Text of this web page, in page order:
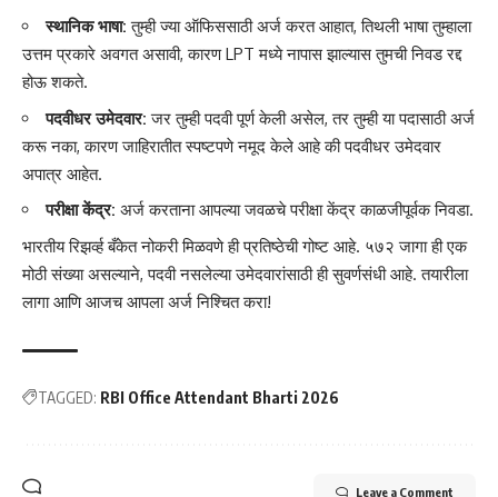
स्थानिक भाषा: तुम्ही ज्या ऑफिससाठी अर्ज करत आहात, तिथली भाषा तुम्हाला
उत्तम प्रकारे अवगत असावी, कारण LPT मध्ये नापास झाल्यास तुमची निवड रद्द
होऊ शकते.
पदवीधर उमेदवार: जर तुम्ही पदवी पूर्ण केली असेल, तर तुम्ही या पदासाठी अर्ज
करू नका, कारण जाहिरातीत स्पष्टपणे नमूद केले आहे की पदवीधर उमेदवार
अपात्र आहेत.
परीक्षा केंद्र: अर्ज करताना आपल्या जवळचे परीक्षा केंद्र काळजीपूर्वक निवडा.
भारतीय रिझर्व्ह बँकेत नोकरी मिळवणे ही प्रतिष्ठेची गोष्ट आहे. ५७२ जागा ही एक
मोठी संख्या असल्याने, पदवी नसलेल्या उमेदवारांसाठी ही सुवर्णसंधी आहे. तयारीला
लागा आणि आजच आपला अर्ज निश्चित करा!
TAGGED: RBI Office Attendant Bharti 2026
Leave a Comment